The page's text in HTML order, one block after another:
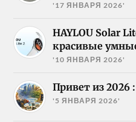
'17 ЯНВАРЯ 2026'
HAYLOU Solar
красивые
'10 ЯНВАРЯ 2026'
Привет из 2026
'5 ЯНВАРЯ 2026'